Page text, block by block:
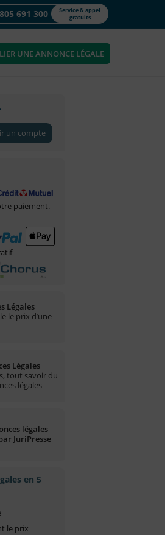
691 300
Service & appel
gratuits
UNE ANNONCE LÉGALE
un compte
paiement.
Légales
le prix d’une
Légales
tout savoir du
légales
légales
JuriPresse
en 5
le prix